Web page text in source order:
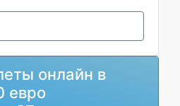
онлайн в
евро